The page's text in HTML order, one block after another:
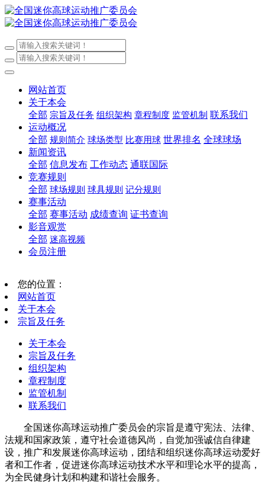
网站首页
关于本会
全部 宗旨及任务 组织架构 章程制度 监管机制 联系我们
运动概况
全部 规则简介 球场类型 比赛用球 世界排名 全球球场
新闻资讯
全部 信息发布 工作动态 通联国际
竞赛规则
全部 球场规则 球具规则 记分规则
赛事活动
全部 赛事活动 成绩查询 证书查询
影音观赏
全部 迷高视频
会员注册
您的位置：
网站首页
关于本会
宗旨及任务
关于本会
宗旨及任务
组织架构
章程制度
监管机制
联系我们
全国迷你高球运动推广委员会的宗旨是遵守宪法、法律、
法规和国家政策，遵守社会道德风尚，自觉加强诚信自律建
设，推广和发展迷你高球运动，团结和组织迷你高球运动爱好
者和工作者，促进迷你高球运动技术水平和理论水平的提高，
为全民健身计划和构建和谐社会服务。